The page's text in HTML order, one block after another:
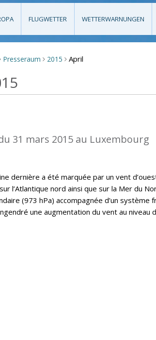
FLUGWETTER WETTERWARNUNGEN
Presseraum > 2015 > April
31 mars 2015 au Luxembourg
dernière a été marquée par un vent
l’Atlantique nord ainsi que sur la Mer du
(973 hPa) accompagnée d’un système
une augmentation du vent au niveau